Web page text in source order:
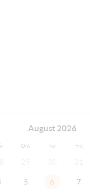
August 2026
Ons Tor Fre
5 6 7